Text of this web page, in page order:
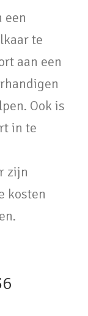
een
te
aan een
Ook is
in te
zijn
kosten